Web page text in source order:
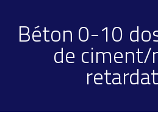
Béton 0-10
de ciment/